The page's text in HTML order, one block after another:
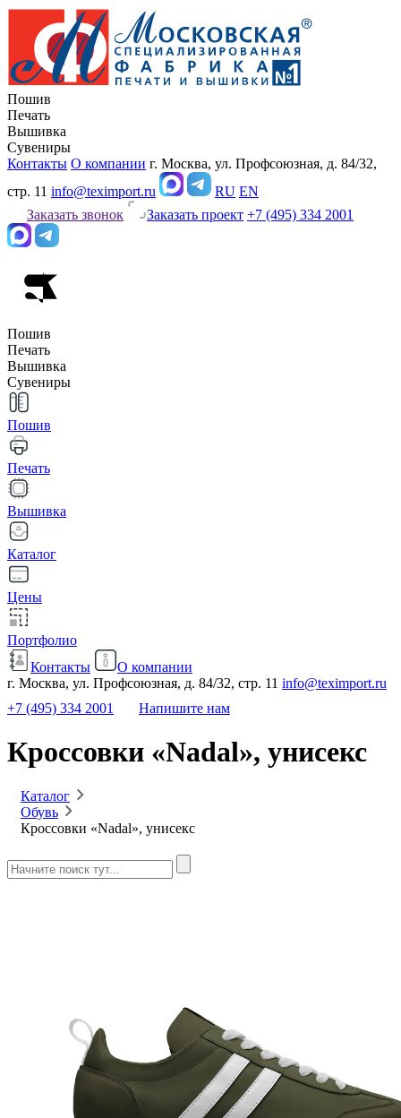
Пошив
Печать
Вышивка
Сувениры
Контакты О компании г. Москва, ул. Профсоюзная, д. 84/32,
стр. 11 info@teximport.ru RU EN
Заказать звонок
Заказать проект +7 (495) 334 2001
Пошив
Печать
Вышивка
Сувениры
Пошив
Печать
Вышивка
Каталог
Цены
Портфолио
Контакты
О компании
г. Москва, ул. Профсоюзная, д. 84/32, стр. 11 info@teximport.ru
+7 (495) 334 2001
Напишите нам
Кроссовки «Nadal», унисекс
Каталог
Обувь
Кроссовки «Nadal», унисекс